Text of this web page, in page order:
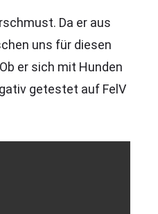
Da er aus
uns für diesen
er sich mit Hunden
getestet auf FelV